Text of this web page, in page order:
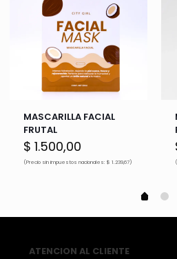
MASCARILLA FACIAL
FRUTAL
$ 1.500,00
(Precio sin impuestos nacionales: $ 1.239,67)
ATENCION AL CLIENTE